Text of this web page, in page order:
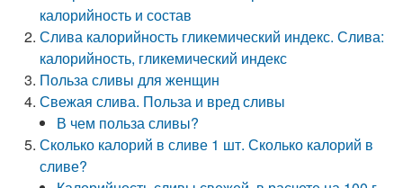
калорийность и состав
Слива калорийность гликемический индекс. Слива:
калорийность, гликемический индекс
Польза сливы для женщин
Свежая слива. Польза и вред сливы
В чем польза сливы?
Сколько калорий в сливе 1 шт. Сколько калорий в
сливе?